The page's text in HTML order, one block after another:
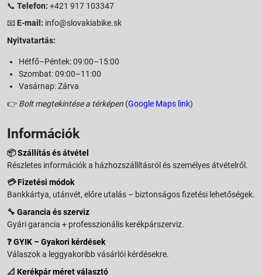
📞 Telefon: +421 917 103347
📧 E-mail: info@slovakiabike.sk
Nyitvatartás:
Hétfő–Péntek: 09:00–15:00
Szombat: 09:00–11:00
Vasárnap: Zárva
👉 Bolt megtekintése a térképen (Google Maps link)
Információk
📦Szállítás és átvétel
Részletes információk a házhozszállításról és személyes átvételről.
💳Fizetési módok
Bankkártya, utánvét, előre utalás – biztonságos fizetési lehetőségek.
🔧 Garancia és szerviz
Gyári garancia + professzionális kerékpárszerviz.
❓GYIK – Gyakori kérdések
Válaszok a leggyakoribb vásárlói kérdésekre.
📐 Kerékpár méret választó